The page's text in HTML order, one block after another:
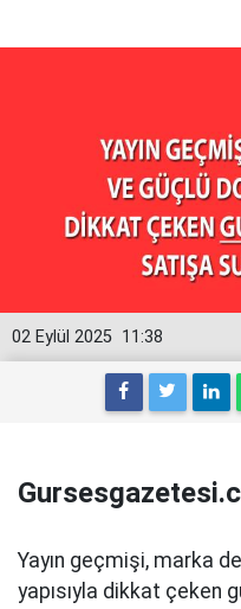
11:38
02 Eylül 2025
Yayın geçmişi, marka
yapısıyla dikkat çeken